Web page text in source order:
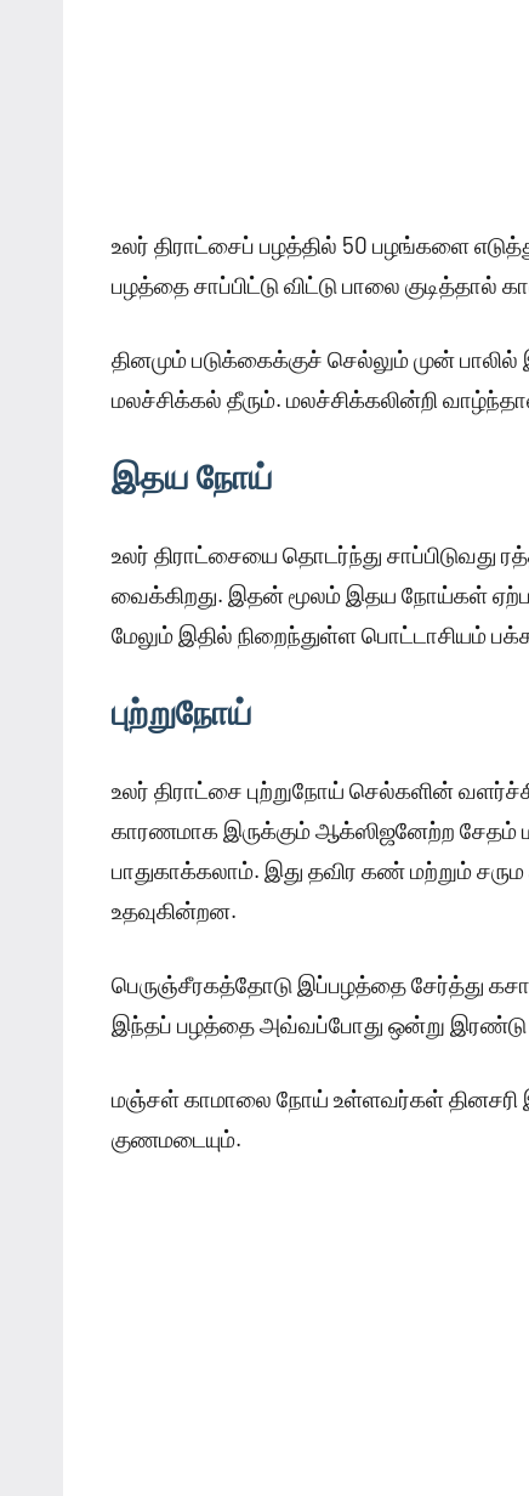
உலர் திராட்சைப் பழத்தில் 50 பழங்களை
பழத்தை சாப்பிட்டு விட்டு பாலை குடித்தால்
தினமும் படுக்கைக்குச் செல்லும் முன்
மலச்சிக்கல் தீரும். மலச்சிக்கலின்றி
இதய நோய்
உலர் திராட்சையை தொடர்ந்து
வைக்கிறது. இதன் மூலம் இதய நோய்கள்
மேலும் இதில் நிறைந்துள்ள பொட்டாசியம்
புற்றுநோய்
உலர் திராட்சை புற்றுநோய் செல்களின்
காரணமாக இருக்கும் ஆக்ஸிஜனேற்ற சேதம்
பாதுகாக்கலாம். இது தவிர கண் மற்றும்
உதவுகின்றன.
பெருஞ்சீரகத்தோடு இப்பழத்தை சேர்த்து
இந்தப் பழத்தை அவ்வப்போது ஒன்று இரண்டு
மஞ்சள் காமாலை நோய் உள்ளவர்கள் தினசரி
குணமடையும்.